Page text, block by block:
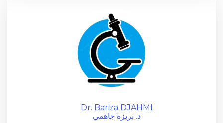
Dr. Bariza DJAHMI
د. بريزة جاهمي